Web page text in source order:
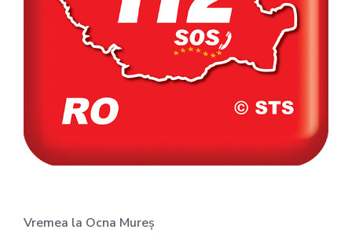
Vremea la Ocna Mureș